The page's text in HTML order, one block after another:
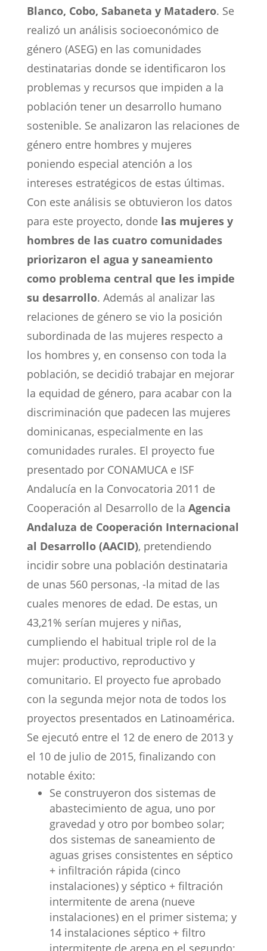
Blanco, Cobo, Sabaneta y Matadero. Se
realizó un análisis socioeconómico de
género (ASEG) en las comunidades
destinatarias donde se identificaron los
problemas y recursos que impiden a la
población tener un desarrollo humano
sostenible. Se analizaron las relaciones de
género entre hombres y mujeres
poniendo especial atención a los
intereses estratégicos de estas últimas.
Con este análisis se obtuvieron los datos
para este proyecto, donde las mujeres y
hombres de las cuatro comunidades
priorizaron el agua y saneamiento
como problema central que les impide
su desarrollo. Además al analizar las
relaciones de género se vio la posición
subordinada de las mujeres respecto a
los hombres y, en consenso con toda la
población, se decidió trabajar en mejorar
la equidad de género, para acabar con la
discriminación que padecen las mujeres
dominicanas, especialmente en las
comunidades rurales. El proyecto fue
presentado por CONAMUCA e ISF
Andalucía en la Convocatoria 2011 de
Cooperación al Desarrollo de la Agencia
Andaluza de Cooperación Internacional
al Desarrollo (AACID), pretendiendo
incidir sobre una población destinataria
de unas 560 personas, -la mitad de las
cuales menores de edad. De estas, un
43,21% serían mujeres y niñas,
cumpliendo el habitual triple rol de la
mujer: productivo, reproductivo y
comunitario. El proyecto fue aprobado
con la segunda mejor nota de todos los
proyectos presentados en Latinoamérica.
Se ejecutó entre el 12 de enero de 2013 y
el 10 de julio de 2015, finalizando con
notable éxito:
Se construyeron dos sistemas de
abastecimiento de agua, uno por
gravedad y otro por bombeo solar;
dos sistemas de saneamiento de
aguas grises consistentes en séptico
+ infiltración rápida (cinco
instalaciones) y séptico + filtración
intermitente de arena (nueve
instalaciones) en el primer sistema; y
14 instalaciones séptico + filtro